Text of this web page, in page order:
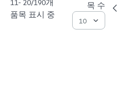
11- 20/190개
품목 표시 중
목 수